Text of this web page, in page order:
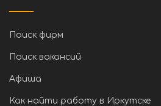
Поиск фирм
Поиск вакансий
Афиша
Как найти работу в Иркутске